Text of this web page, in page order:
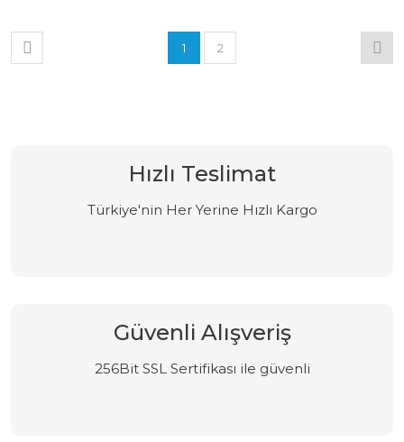
1 2
Hızlı Teslimat
Türkiye'nin Her Yerine Hızlı Kargo
Güvenli Alışveriş
256Bit SSL Sertifikası ile güvenli